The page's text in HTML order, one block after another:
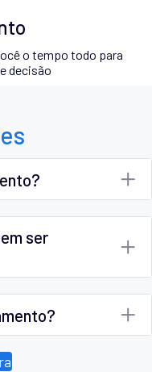
o tempo todo para
decisão
ser